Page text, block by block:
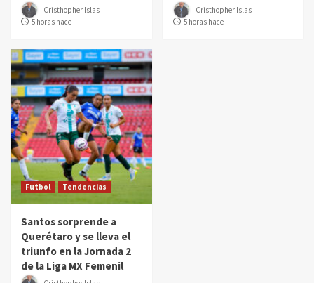
Cristhopher Islas
5 horas hace
Cristhopher Islas
5 horas hace
Futbol Tendencias
Santos sorprende a
Querétaro y se lleva el
triunfo en la Jornada 2
de la Liga MX Femenil